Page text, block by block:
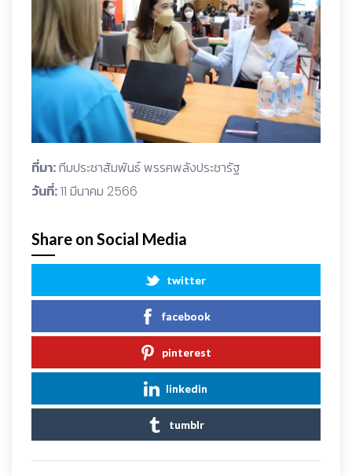
ที่มา:ทีมประชาสัมพันธ์ พรรคพลังประชารัฐ
วันที่:11 มีนาคม 2566
Share on Social Media
twitter
facebook
pinterest
linkedin
tumblr